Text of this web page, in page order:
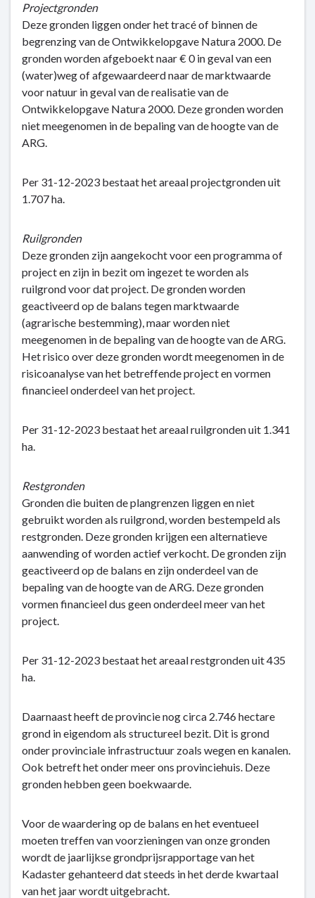
Projectgronden
Deze gronden liggen onder het tracé of binnen de
begrenzing van de Ontwikkelopgave Natura 2000. De
gronden worden afgeboekt naar € 0 in geval van een
(water)weg of afgewaardeerd naar de marktwaarde
voor natuur in geval van de realisatie van de
Ontwikkelopgave Natura 2000. Deze gronden worden
niet meegenomen in de bepaling van de hoogte van de
ARG.
Per 31-12-2023 bestaat het areaal projectgronden uit
1.707 ha.
Ruilgronden
Deze gronden zijn aangekocht voor een programma of
project en zijn in bezit om ingezet te worden als
ruilgrond voor dat project. De gronden worden
geactiveerd op de balans tegen marktwaarde
(agrarische bestemming), maar worden niet
meegenomen in de bepaling van de hoogte van de ARG.
Het risico over deze gronden wordt meegenomen in de
risicoanalyse van het betreffende project en vormen
financieel onderdeel van het project.
Per 31-12-2023 bestaat het areaal ruilgronden uit 1.341
ha.
Restgronden
Gronden die buiten de plangrenzen liggen en niet
gebruikt worden als ruilgrond, worden bestempeld als
restgronden. Deze gronden krijgen een alternatieve
aanwending of worden actief verkocht. De gronden zijn
geactiveerd op de balans en zijn onderdeel van de
bepaling van de hoogte van de ARG. Deze gronden
vormen financieel dus geen onderdeel meer van het
project.
Per 31-12-2023 bestaat het areaal restgronden uit 435
ha.
Daarnaast heeft de provincie nog circa 2.746 hectare
grond in eigendom als structureel bezit. Dit is grond
onder provinciale infrastructuur zoals wegen en kanalen.
Ook betreft het onder meer ons provinciehuis. Deze
gronden hebben geen boekwaarde.
Voor de waardering op de balans en het eventueel
moeten treffen van voorzieningen van onze gronden
wordt de jaarlijkse grondprijsrapportage van het
Kadaster gehanteerd dat steeds in het derde kwartaal
van het jaar wordt uitgebracht.